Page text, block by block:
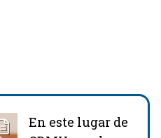
En este lugar de